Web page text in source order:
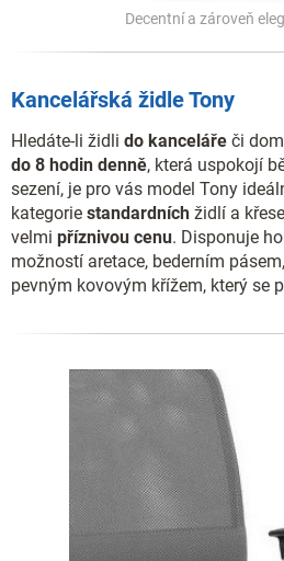
Decentní a zároveň
Kancelářská židle Tony
Hledáte-li židli do kanceláře či
do 8 hodin denně, která uspokojí
sezení, je pro vás model Tony
kategorie standardních židlí a
velmi příznivou cenu. Disponuje
možností aretace, bederním
pevným kovovým křížem, který se